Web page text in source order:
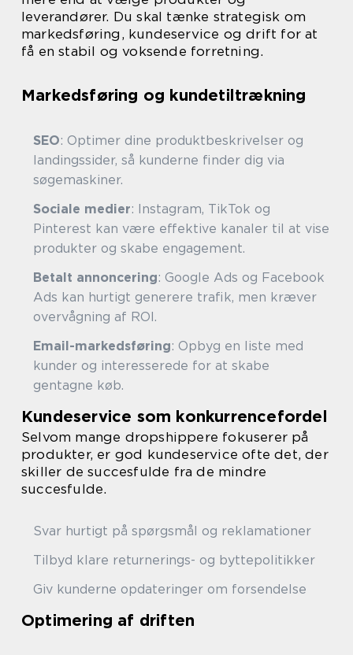
leverandører. Du skal tænke strategisk om
markedsføring, kundeservice og drift for at
få en stabil og voksende forretning.
Markedsføring og kundetiltrækning
SEO: Optimer dine produktbeskrivelser og
landingssider, så kunderne finder dig via
søgemaskiner.
Sociale medier: Instagram, TikTok og
Pinterest kan være effektive kanaler til at vise
produkter og skabe engagement.
Betalt annoncering: Google Ads og Facebook
Ads kan hurtigt generere trafik, men kræver
overvågning af ROI.
Email-markedsføring: Opbyg en liste med
kunder og interesserede for at skabe
gentagne køb.
Kundeservice som konkurrencefordel
Selvom mange dropshippere fokuserer på
produkter, er god kundeservice ofte det, der
skiller de succesfulde fra de mindre
succesfulde.
Svar hurtigt på spørgsmål og reklamationer
Tilbyd klare returnerings- og byttepolitikker
Giv kunderne opdateringer om forsendelse
Optimering af driften